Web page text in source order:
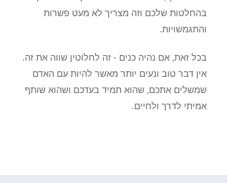
בהחלטות שלכם וזה מצריך לא מעט פשרות
והתגמשויות.
בכל זאת, אם נהיה כנים - זה לחלוטין שווה את זה.
אין דבר טוב ונעים יותר מאשר להיות עם האדם
שמשלים אתכם, שהוא תמיד בעדכם ושהוא שותף
אמיתי לדרך ולחיים.